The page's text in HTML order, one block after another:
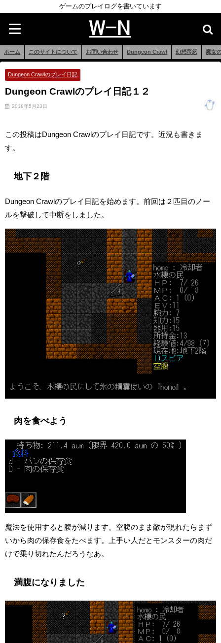
ゲームのプレイログを書いています
ホーム このサイトについて お問い合わせ Dungeon Crawl 幻想蛮怒 魔女
Dungeon Crawlのプレイ日記
Dungeon Crawlのプレイ日記１２
2018年5月23日
この投稿はDungeon Crawlのプレイ日記です。近況も書きま
す。
地下２階
Dungeon Crawlのプレイ日記を始めます。前回は２匹目のノー
ルを撃破して中断をしました。
肉を食べよう
魔法を使用すると腹が減ります。空腹のまま敵が現れたらまず
いから肉の保存食をたべます。上手い人だとモンスターの肉だ
けで乗り切れたんだろうなあ。
満腹になりました